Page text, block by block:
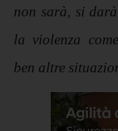
non sarà, si
la violenza
ben altre